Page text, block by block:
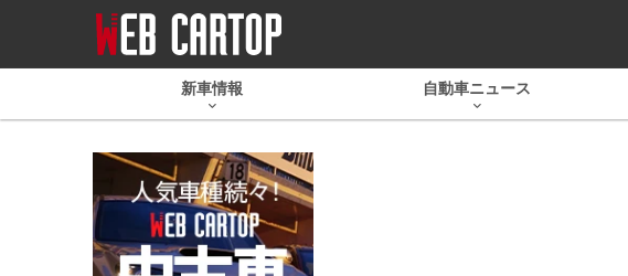
新車情報 自動車ニュース